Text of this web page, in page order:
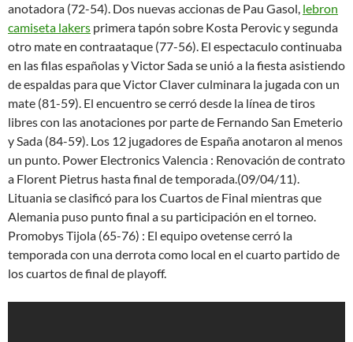
anotadora (72-54). Dos nuevas accionas de Pau Gasol, lebron
camiseta lakers primera tapón sobre Kosta Perovic y segunda
otro mate en contraataque (77-56). El espectaculo continuaba
en las filas españolas y Victor Sada se unió a la fiesta asistiendo
de espaldas para que Victor Claver culminara la jugada con un
mate (81-59). El encuentro se cerró desde la línea de tiros
libres con las anotaciones por parte de Fernando San Emeterio
y Sada (84-59). Los 12 jugadores de España anotaron al menos
un punto. Power Electronics Valencia : Renovación de contrato
a Florent Pietrus hasta final de temporada.(09/04/11).
Lituania se clasificó para los Cuartos de Final mientras que
Alemania puso punto final a su participación en el torneo.
Promobys Tijola (65-76) : El equipo ovetense cerró la
temporada con una derrota como local en el cuarto partido de
los cuartos de final de playoff.